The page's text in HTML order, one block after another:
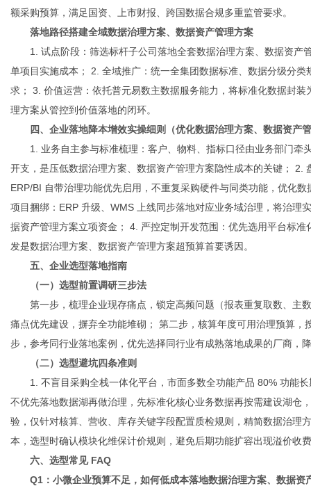
额采购预算，满足国资、上市财报、跨国数据合规多重监管要求。
落地路径搭建全域数据治理方案、数据资产管理方案
1. 试点阶段：筛选标杆子公司落地全套数据治理方案、数据资
单项目实施成本； 2. 全域推广：统一全集团数据标准、数据分级分
求； 3. 价值运营：依托普元易数主数据服务能力，将标准化数据封
理方案从管控到价值落地的闭环。
四、企业落地降本增效实操细则（优化数据治理方案、数据资产
1. 业务自主参与标准梳理：客户、物料、指标口径由业务部门
开支，是压低数据治理方案、数据资产管理方案隐性成本的关键；
ERP/BI 自带治理功能优先启用，不重复采购硬件与同类功能，优化
项目捆绑：ERP 升级、WMS 上线同步落地对应业务域治理，将治理
据资产管理方案立项资金； 4. 严控定制开发范围：优先选用平台标
发是数据治理方案、数据资产管理方案超预算首要诱因。
五、企业选型落地指南
（一）选型前置调研三步法
第一步，梳理企业现存痛点，锁定高频问题（报表重复取数、主
痛点优先建设，摒弃全功能堆砌； 第二步，核算年度可用治理预算
步，参考同行业落地案例，优先选择同行业有成熟落地成果的厂商，
（二）选型避坑四条准则
1. 不盲目采购全栈一体化平台，市面多数全功能产品 80% 功能
不优先落地数据湖再做治理，先标准化核心业务数据再按需建设湖仓
验，仅针对核算、营收、库存关键字段配置质检规则，精简数据治理
本，选型时确认模块化维保计价规则，避免后期功能扩容出现溢价收
六、选型常见 FAQ
Q1：小微企业预算不足，如何低成本落地数据治理方案、数据资